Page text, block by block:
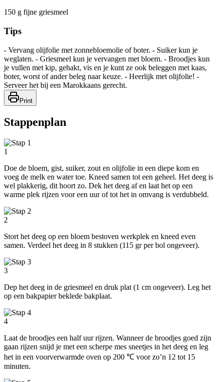
150 g fijne griesmeel
Tips
- Vervang olijfolie met zonnebloemolie of boter. - Suiker kun je
weglaten. - Griesmeel kun je vervangen met bloem. - Broodjes kun
je vullen met kip, gehakt, vis en je kunt ze ook beleggen met kaas,
boter, worst of ander beleg naar keuze. - Heerlijk met olijfolie! -
Serveer het bij een Marokkaans gerecht.
Print
Stappenplan
1
Doe de bloem, gist, suiker, zout en olijfolie in een diepe kom en
voeg de melk en water toe. Kneed samen tot een geheel. Het deeg is
wel plakkerig, dit hoort zo. Dek het deeg af en laat het op een
warme plek rijzen voor een uur of tot het in omvang is verdubbeld.
2
Stort het deeg op een bloem bestoven werkplek en kneed even
samen. Verdeel het deeg in 8 stukken (115 gr per bol ongeveer).
3
Dep het deeg in de griesmeel en druk plat (1 cm ongeveer). Leg het
op een bakpapier beklede bakplaat.
4
Laat de broodjes een half uur rijzen. Wanneer de broodjes goed zijn
gaan rijzen snijd je met een scherpe mes sneetjes in het deeg en leg
het in een voorverwarmde oven op 200 ℃ voor zo’n 12 tot 15
minuten.